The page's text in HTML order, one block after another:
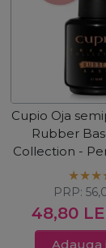
Cupio Oja
Rubber
Collection -
48,80
PRP:
Adauga